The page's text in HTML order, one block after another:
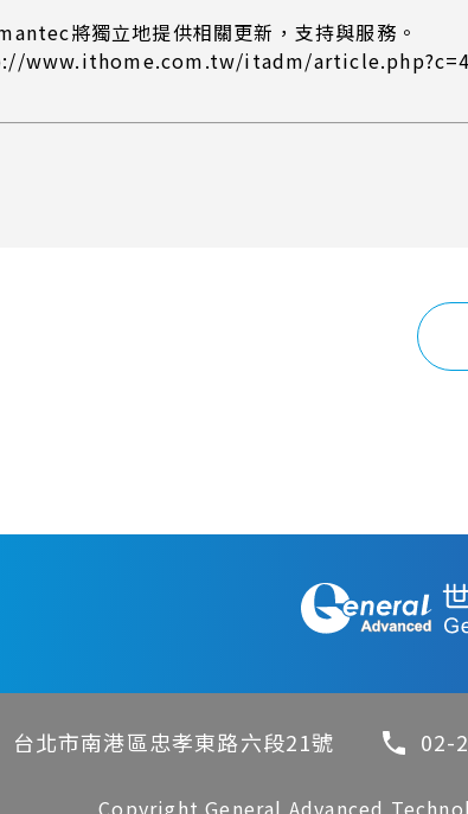
將獨立地提供相關更新，支持與服務。
www.ithome.com.tw/itadm/
台北市南港區忠孝東路六段21號 02-
Copyright General Advanced